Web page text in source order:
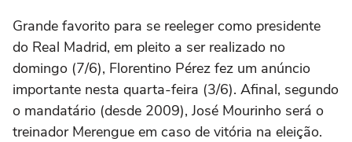
Grande favorito para se reeleger como presidente
do Real Madrid, em pleito a ser realizado no
domingo (7/6), Florentino Pérez fez um anúncio
importante nesta quarta-feira (3/6). Afinal, segundo
o mandatário (desde 2009), José Mourinho será o
treinador Merengue em caso de vitória na eleição.